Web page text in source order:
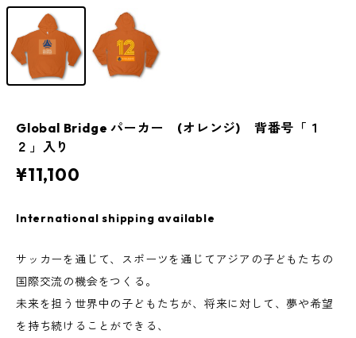
Global Bridge パーカー (オレンジ) 背番号「１
２」入り
¥11,100
International shipping available
サッカーを通じて、スポーツを通じてアジアの子どもたちの
国際交流の機会をつくる。
未来を担う世界中の子どもたちが、将来に対して、夢や希望
を持ち続けることができる、